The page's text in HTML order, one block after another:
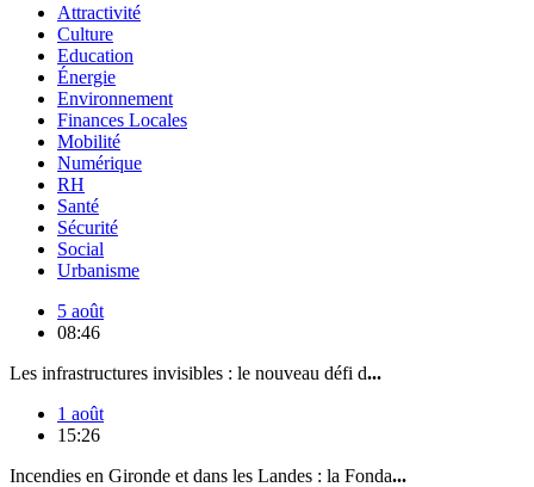
Attractivité
Culture
Education
Énergie
Environnement
Finances Locales
Mobilité
Numérique
RH
Santé
Sécurité
Social
Urbanisme
5 août
08:46
Les infrastructures invisibles : le nouveau défi d...
1 août
15:26
Incendies en Gironde et dans les Landes : la Fonda...